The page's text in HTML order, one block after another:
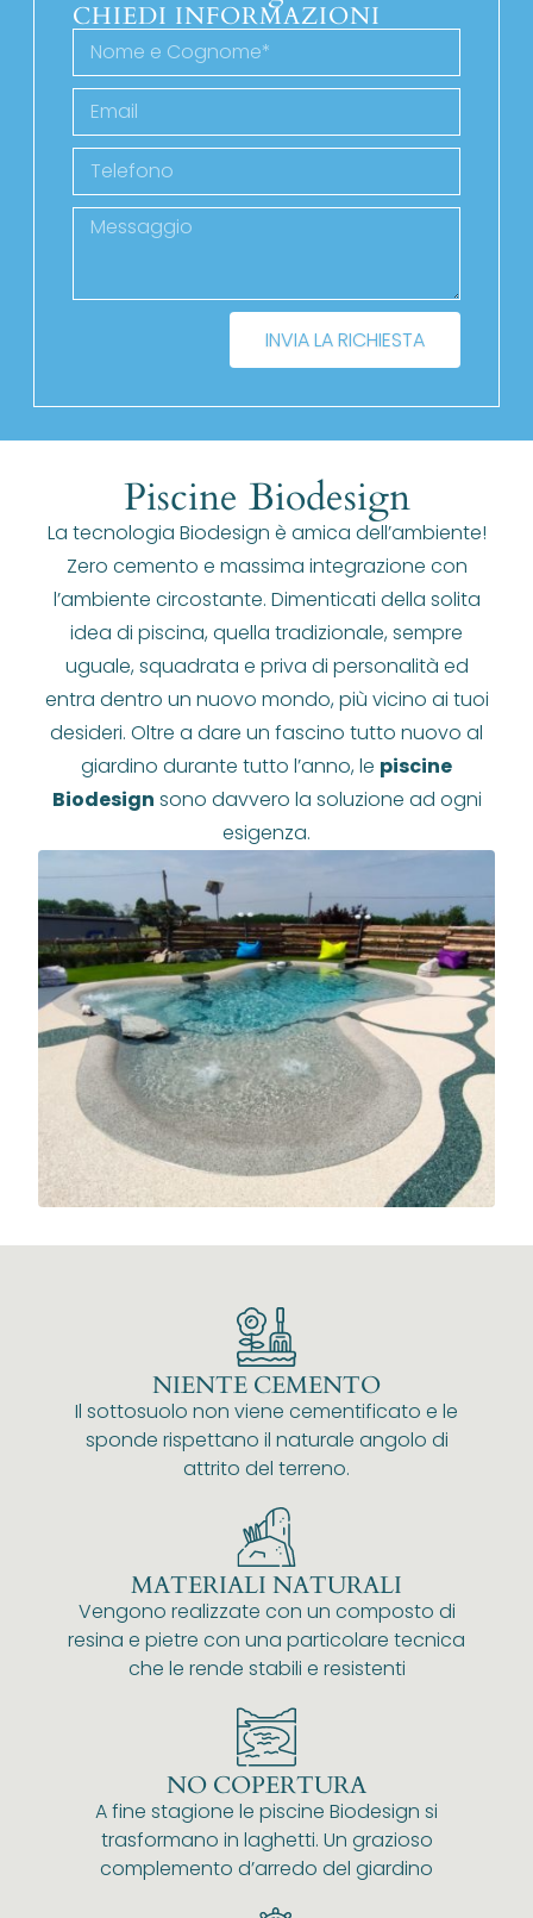
CHIEDI INFORMAZIONI
INVIA LA RICHIESTA
Piscine Biodesign
La tecnologia Biodesign è amica dell’ambiente!
Zero cemento e massima integrazione con
l’ambiente circostante. Dimenticati della solita
idea di piscina, quella tradizionale, sempre
uguale, squadrata e priva di personalità ed
entra dentro un nuovo mondo, più vicino ai tuoi
desideri. Oltre a dare un fascino tutto nuovo al
giardino durante tutto l’anno, le piscine
Biodesign sono davvero la soluzione ad ogni
esigenza.
NIENTE CEMENTO
Il sottosuolo non viene cementificato e le
sponde rispettano il naturale angolo di
attrito del terreno.
MATERIALI NATURALI
Vengono realizzate con un composto di
resina e pietre con una particolare tecnica
che le rende stabili e resistenti
NO COPERTURA
A fine stagione le piscine Biodesign si
trasformano in laghetti. Un grazioso
complemento d’arredo del giardino